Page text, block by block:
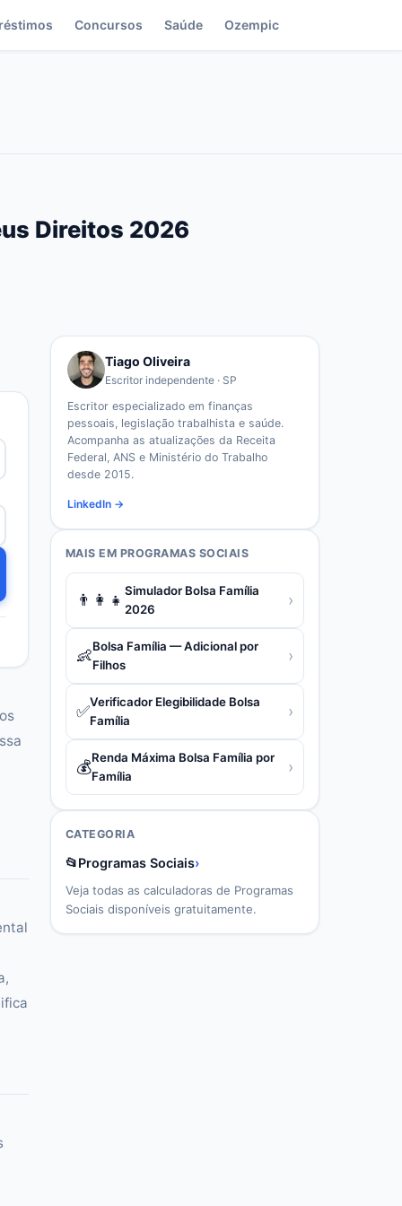
Concursos Saúde Ozempic
Direitos 2026
Tiago Oliveira
Escritor independente · SP
Escritor especializado em finanças
pessoais, legislação trabalhista e saúde.
Acompanha as atualizações da Receita
Federal, ANS e Ministério do Trabalho
desde 2015.
LinkedIn →
MAIS EM PROGRAMAS SOCIAIS
👨‍👩‍👧 Simulador Bolsa Família
2026
›
👶Bolsa Família — Adicional por
Filhos
›
✅Verificador Elegibilidade Bolsa
Família
›
💰Renda Máxima Bolsa Família por
Família
›
CATEGORIA
📂Programas Sociais›
Veja todas as calculadoras de Programas
Sociais disponíveis gratuitamente.